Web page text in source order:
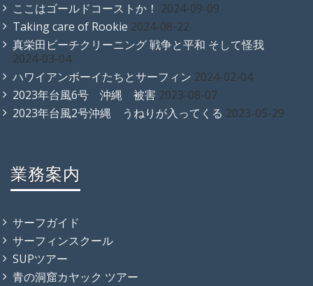
ここはゴールドコーストか！ 2024-09-09
Taking care of Rookie 2024-08-22
真栄田ビーチクリーニング 戦争と平和 そして怪我
2024-03-04
ハワイアンボーイたちとサーフィン 2024-02-04
2023年台風6号 沖縄 被害 2023-08-07
2023年台風2号沖縄 うねりが入ってくる 2023-05-29
業務案内
サーフガイド
サーフィンスクール
SUPツアー
青の洞窟カヤック ツアー